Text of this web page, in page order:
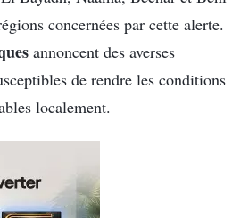
concernées par cette alerte.
annoncent des averses
de rendre les conditions
localement.